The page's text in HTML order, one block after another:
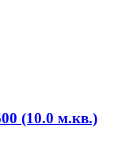
(10.0 м.кв.)